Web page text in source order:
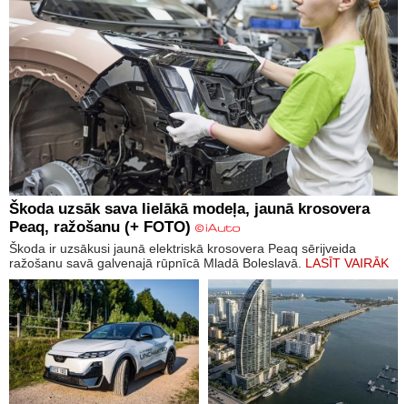
Škoda uzsāk sava lielākā modeļa, jaunā krosovera
Peaq, ražošanu (+ FOTO)
Škoda ir uzsākusi jaunā elektriskā krosovera Peaq sērijveida
ražošanu savā galvenajā rūpnīcā Mladā Boleslavā. LASĪT VAIRĀK